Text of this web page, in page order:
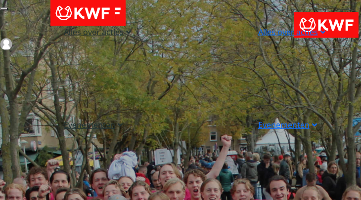
Alles over acties
Evenementen
Alles over acties
Evenementen
Login